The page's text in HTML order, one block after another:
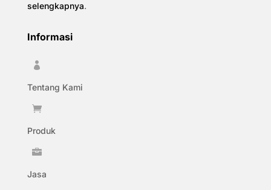
selengkapnya.
Informasi

Tentang Kami

Produk

Jasa